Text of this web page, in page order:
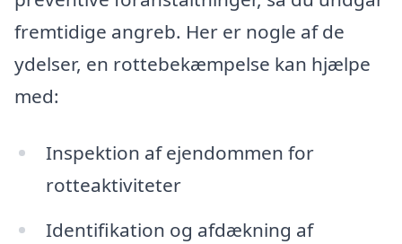
fremtidige angreb. Her er nogle af de
ydelser, en rottebekæmpelse kan hjælpe
med:
Inspektion af ejendommen for
rotteaktiviteter
Identifikation og afdækning af